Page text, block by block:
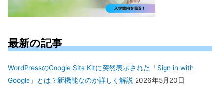
最新の記事
WordPressのGoogle Site Kitに突然表示された「Sign in with
Google」とは？新機能なのか詳しく解説 2026年5月20日